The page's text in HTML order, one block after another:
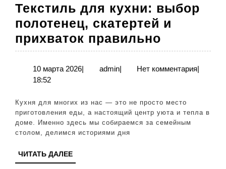
Текстиль для кухни: выбор
полотенец, скатертей и
прихваток правильно
для
кухни:
и
10 марта 202610
| adminadmin
| Нет комментария|
18:52
Кухня для многих из нас — это не просто место
приготовления еды, а настоящий центр уюта и тепла в
доме. Именно здесь мы собираемся за семейным
столом, делимся историями дня
ЧИТАТЬ ДАЛЕЕЧИТАТЬ
ДАЛЕЕ